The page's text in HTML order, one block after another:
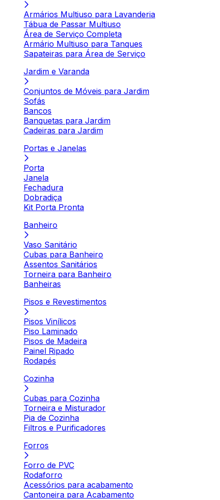
Armários Multiuso para Lavanderia
Tábua de Passar Multiuso
Área de Serviço Completa
Armário Multiuso para Tanques
Sapateiras para Área de Serviço
Jardim e Varanda
Conjuntos de Móveis para Jardim
Sofás
Bancos
Banquetas para Jardim
Cadeiras para Jardim
Portas e Janelas
Porta
Janela
Fechadura
Dobradiça
Kit Porta Pronta
Banheiro
Vaso Sanitário
Cubas para Banheiro
Assentos Sanitários
Torneira para Banheiro
Banheiras
Pisos e Revestimentos
Pisos Vinílicos
Piso Laminado
Pisos de Madeira
Painel Ripado
Rodapés
Cozinha
Cubas para Cozinha
Torneira e Misturador
Pia de Cozinha
Filtros e Purificadores
Forros
Forro de PVC
Rodaforro
Acessórios para acabamento
Cantoneira para Acabamento